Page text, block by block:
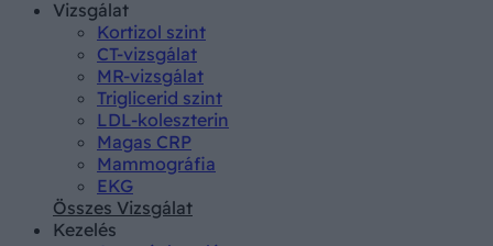
Vizsgálat
Kortizol szint
CT-vizsgálat
MR-vizsgálat
Triglicerid szint
LDL-koleszterin
Magas CRP
Mammográfia
EKG
Összes Vizsgálat
Kezelés